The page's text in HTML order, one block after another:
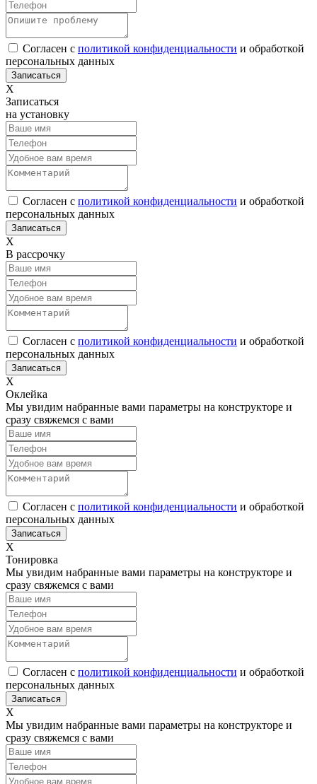
Согласен с политикой конфиденциальности и обработкой
персональных данных
Х
Записаться
на установку
Согласен с политикой конфиденциальности и обработкой
персональных данных
Х
В рассрочку
Согласен с политикой конфиденциальности и обработкой
персональных данных
Х
Оклейка
Мы увидим набранные вами параметры на конструкторе и
сразу свяжемся с вами
Согласен с политикой конфиденциальности и обработкой
персональных данных
Х
Тонировка
Мы увидим набранные вами параметры на конструкторе и
сразу свяжемся с вами
Согласен с политикой конфиденциальности и обработкой
персональных данных
Х
Мы увидим набранные вами параметры на конструкторе и
сразу свяжемся с вами